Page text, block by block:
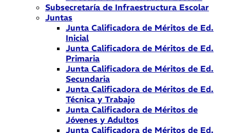
Subsecretaría de Infraestructura Escolar
Juntas
Junta Calificadora de Méritos de Ed.
Inicial
Junta Calificadora de Méritos de Ed.
Primaria
Junta Calificadora de Méritos de Ed.
Secundaria
Junta Calificadora de Méritos de Ed.
Técnica y Trabajo
Junta Calificadora de Méritos de
Jóvenes y Adultos
Junta Calificadora de Méritos de Ed.